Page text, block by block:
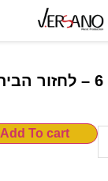
Add To cart